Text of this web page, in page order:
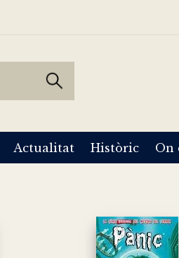
Actualitat Històric On